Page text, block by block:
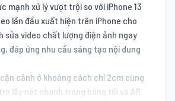
mạnh xử lý vượt trội so với iPhone 13
lần đầu xuất hiện trên iPhone cho
sửa video chất lượng điện ảnh ngay
đáp ứng nhu cầu sáng tạo nội dung
cảnh ở khoảng cách chỉ 2cm cùng
lấy nét nhanh trong bóng tối và AR